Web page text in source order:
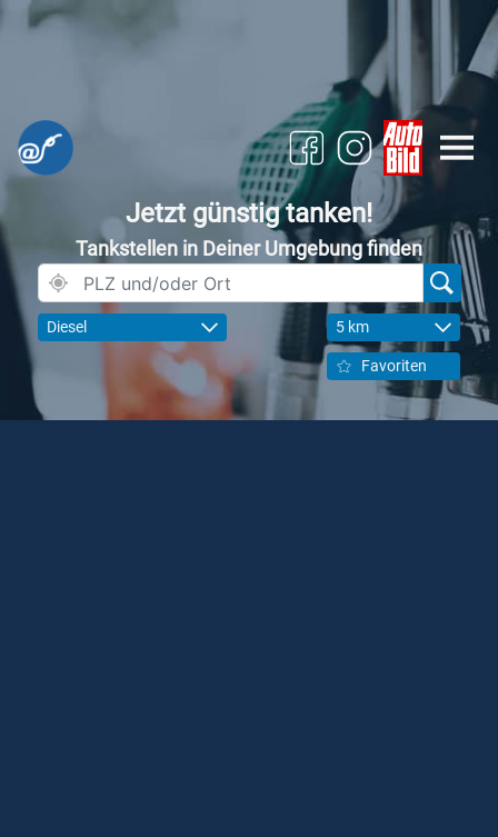
Jetzt günstig tanken!
Tankstellen in Deiner Umgebung finden
Diesel 5 km
Favoriten